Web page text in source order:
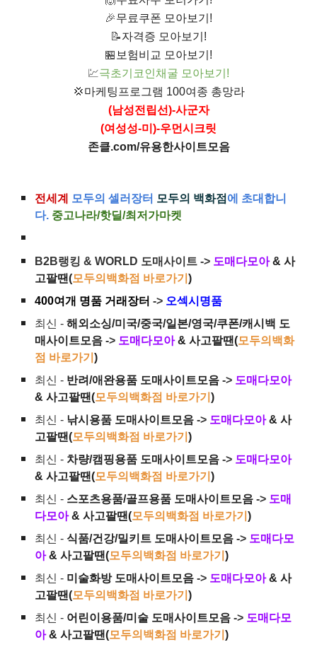
🎉무료쿠폰 모아보기!
📝자격증 모아보기!
🏪 보험비교 모아보기!
💹극초기코인채굴 모아보기!
💢마케팅프로그램 100여종 총망라
(남성전립선)-사군자
(여성성-미)-우먼시크릿
존클.com/유용한사이트모음
전세계 모두의 셀러장터 모두의 백화점 에 초대합니
다. 중고나라/핫딜/최저가마켓
B2B랭킹 & WORLD 도매사이트 -> 도매다모아 & 사
고팔땐(모두의백화점 바로가기)
400여개 명품 거래장터 -> 오섹시명품
최신 -해외소싱/미국/중국/일본/영국/쿠폰/캐시백 도
매사이트모음 -> 도매다모아 & 사고팔땐(모두의백화
점 바로가기)
최신 - 반려/애완용품 도매사이트모음 -> 도매다모아
& 사고팔땐(모두의백화점 바로가기)
최신 - 낚시용품 도매사이트모음 -> 도매다모아 & 사
고팔땐(모두의백화점 바로가기)
최신 - 차량/캠핑용품 도매사이트모음 -> 도매다모아
& 사고팔땐(모두의백화점 바로가기)
최신 - 스포츠용품/골프용품 도매사이트모음 -> 도매
다모아 & 사고팔땐(모두의백화점 바로가기)
최신 - 식품/건강/밀키트 도매사이트모음 -> 도매다모
아 & 사고팔땐(모두의백화점 바로가기)
최신 - 미술화방 도매사이트모음 -> 도매다모아 & 사
고팔땐(모두의백화점 바로가기)
최신 - 어린이용품/미술 도매사이트모음 -> 도매다모
아 & 사고팔땐(모두의백화점 바로가기)